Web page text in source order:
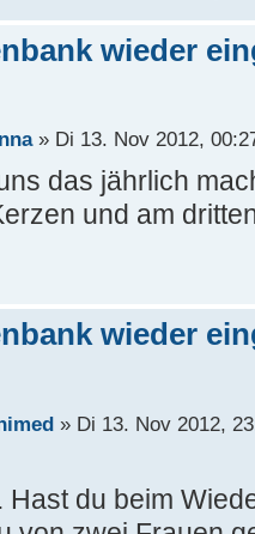
wieder
» Di 13. Nov 2012,
das jährlich
und am
wieder
» Di 13. Nov 2012,
Hast du beim